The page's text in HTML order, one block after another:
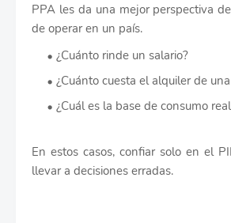
PPA les da una mejor perspectiva
de operar en un país.
¿Cuánto rinde un salario?
¿Cuánto cuesta el alquiler de
¿Cuál es la base de consumo
En estos casos, confiar solo en el
llevar a decisiones erradas.